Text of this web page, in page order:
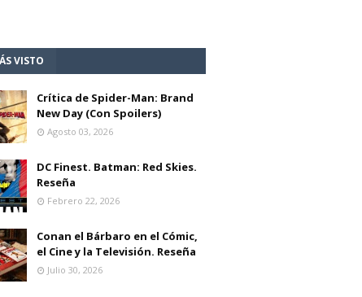
VISTO
Crítica de Spider-Man: Brand
New Day (Con Spoilers)
Agosto 03, 2026
DC Finest. Batman: Red Skies.
Reseña
Febrero 22, 2026
Conan el Bárbaro en el Cómic,
el Cine y la Televisión. Reseña
Julio 30, 2026